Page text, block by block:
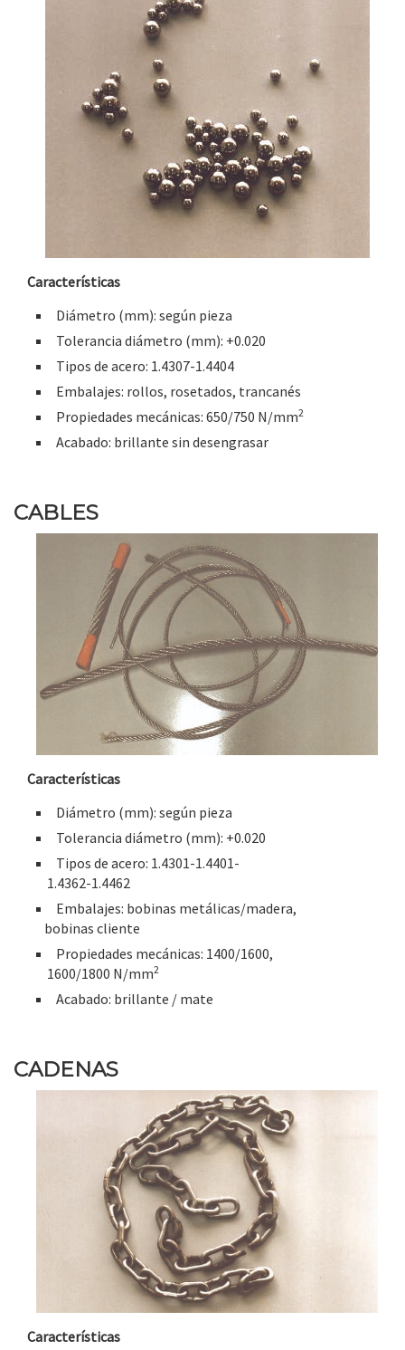
Características
Diámetro (mm): según pieza
Tolerancia diámetro (mm): +0.020
Tipos de acero: 1.4307-1.4404
Embalajes: rollos, rosetados, trancanés
Propiedades mecánicas: 650/750 N/mm2
Acabado: brillante sin desengrasar
CABLES
Características
Diámetro (mm): según pieza
Tolerancia diámetro (mm): +0.020
Tipos de acero: 1.4301-1.4401-
1.4362-1.4462
Embalajes: bobinas metálicas/madera,
bobinas cliente
Propiedades mecánicas: 1400/1600,
1600/1800 N/mm2
Acabado: brillante / mate
CADENAS
Características